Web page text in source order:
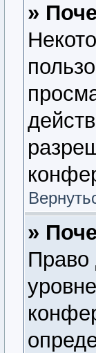
»
»
Право